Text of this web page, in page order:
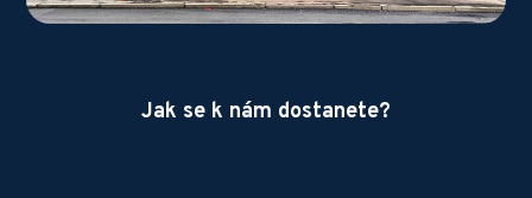
Jak se k nám dostanete?